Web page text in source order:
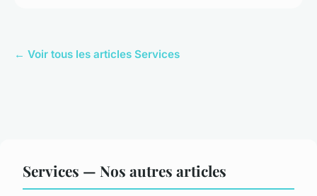
← Voir tous les articles Services
Services — Nos autres articles